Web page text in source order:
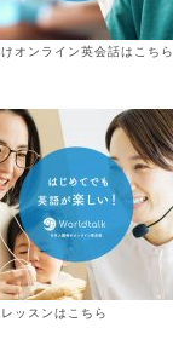
オンライン英会話はこちら
ッスンはこちら